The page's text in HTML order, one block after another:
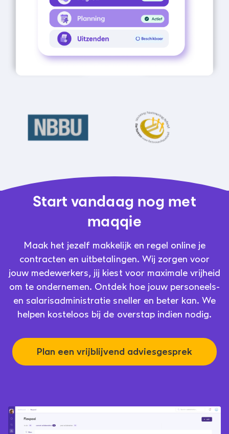
Start vandaag nog met
maqqie
Maak het jezelf makkelijk en regel online je
contracten en uitbetalingen. Wij zorgen voor
jouw medewerkers, jij kiest voor maximale vrijheid
om te ondernemen. Ontdek hoe jouw personeels-
en salarisadministratie sneller en beter kan. We
helpen kosteloos bij de overstap indien nodig.
Plan een vrijblijvend adviesgesprek